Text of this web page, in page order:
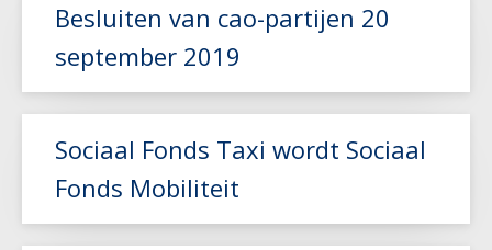
Lees meer
Besluiten van cao-partijen 20
september 2019
Sociaal Fonds Taxi wordt Sociaal
Fonds Mobiliteit